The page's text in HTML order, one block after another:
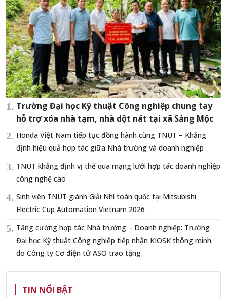
Trường Đại học Kỹ thuật Công nghiệp chung tay
hỗ trợ xóa nhà tạm, nhà dột nát tại xã Sảng Mộc
Honda Việt Nam tiếp tục đồng hành cùng TNUT – Khẳng
định hiệu quả hợp tác giữa Nhà trường và doanh nghiệp
TNUT khẳng định vị thế qua mạng lưới hợp tác doanh nghiệp
công nghệ cao
Sinh viên TNUT giành Giải Nhì toàn quốc tại Mitsubishi
Electric Cup Automation Vietnam 2026
Tăng cường hợp tác Nhà trường – Doanh nghiệp: Trường
Đại học Kỹ thuật Công nghiệp tiếp nhận KIOSK thông minh
do Công ty Cơ điện tử ASO trao tặng
TIN NỔI BẬT